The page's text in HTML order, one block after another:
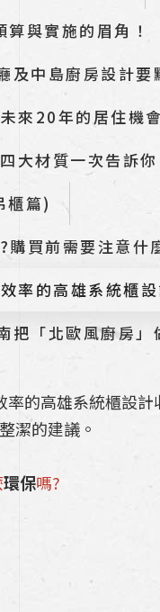
與實施的眉角！
及中島廚房設計要
來20年的居住機會
大材質一次告訴你
櫃篇)
購買前需要注意什
率的高雄系統櫃
把「北歐風廚房」
的高雄系統櫃設
潔的建議。
環保嗎?